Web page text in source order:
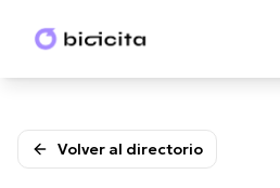
Volver al directorio